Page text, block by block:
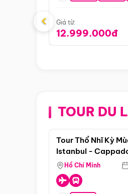
Giá từ:
12.999.000đ
‹
TOUR DU
Tour Thổ Nhĩ Kỳ
Istanbul -
Pamukkale
Hồ Chí Minh